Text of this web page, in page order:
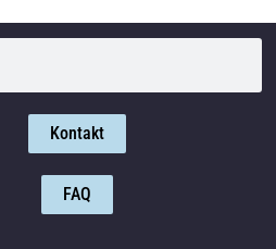
Kontakt
FAQ